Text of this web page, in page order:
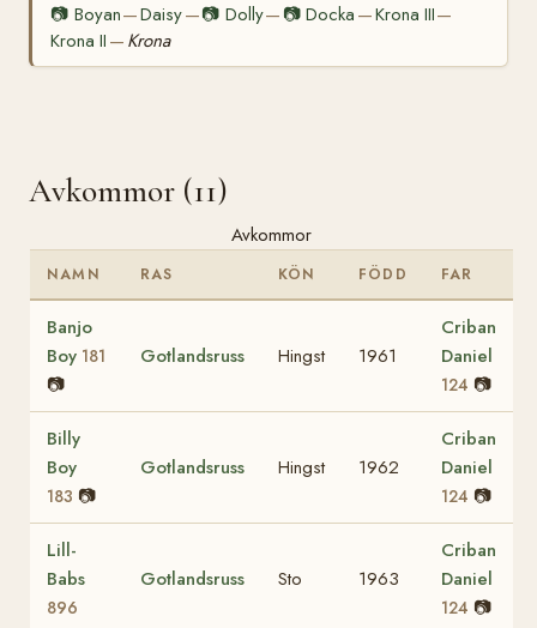
📷 Boyan—Daisy—📷 Dolly— 📷Docka —Krona III—
Krona II — Krona
Avkommor (11)
Avkommor
NAMN RAS KÖN FÖDD FAR
Banjo
Boy 181
📷
Gotlandsruss Hingst 1961
Criban
Daniel
124 📷
Billy
Boy
183 📷
Gotlandsruss Hingst 1962
Criban
Daniel
124 📷
Lill-
Babs
896
Gotlandsruss Sto 1963
Criban
Daniel
124 📷